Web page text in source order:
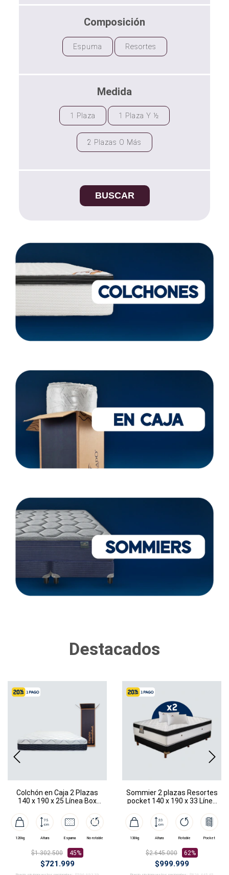
Composición
Espuma Resortes
Medida
1 Plaza 1 Plaza Y ½
2 Plazas O Más
BUSCAR
Destacados
Colchón en Caja 2 Plazas
140 x 190 x 25 Línea Box
120kg Altura Espuma No rotable
$1.302.500 45%
$721.999
Sommier 2 plazas Resortes
pocket 140 x 190 x 33 Línea
130kg Altura Rotable Pocket
$2.645.000 62%
$999.999